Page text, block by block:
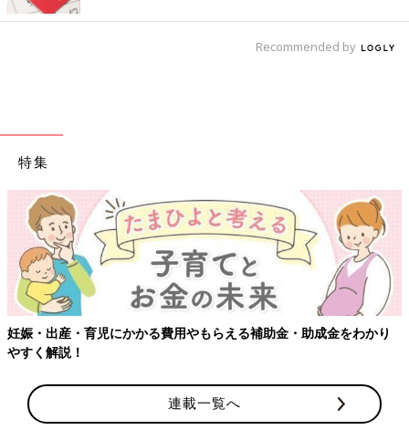
Recommended by
特集
【ワクチン接種できるものも】妊婦の感染症対策、知っておいて！
連載一覧へ